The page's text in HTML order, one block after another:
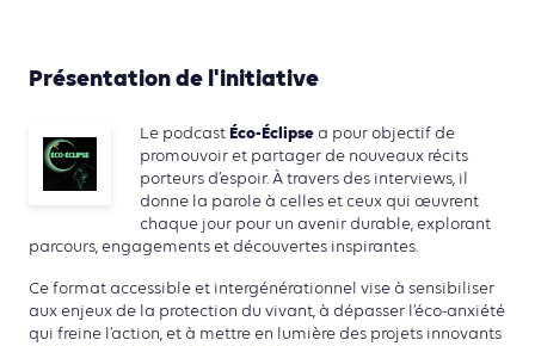
Présentation de l'initiative
Le podcast Éco-Éclipse a pour objectif de
promouvoir et partager de nouveaux récits
porteurs d’espoir. À travers des interviews, il
donne la parole à celles et ceux qui œuvrent
chaque jour pour un avenir durable, explorant
parcours, engagements et découvertes inspirantes.
Ce format accessible et intergénérationnel vise à sensibiliser
aux enjeux de la protection du vivant, à dépasser l’éco-anxiété
qui freine l’action, et à mettre en lumière des projets innovants